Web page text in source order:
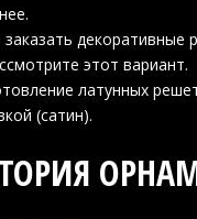
декоративные
этот вариант.
латунных
(сатин).